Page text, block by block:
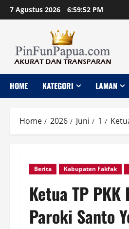
Skip
to
7 Agustus 2026 6:59:53 PM
HOME KATEGORI LAMAN
Home 2026 Juni 1
Berita Kabupaten Fakfak
Ketua TP
Paroki Santo